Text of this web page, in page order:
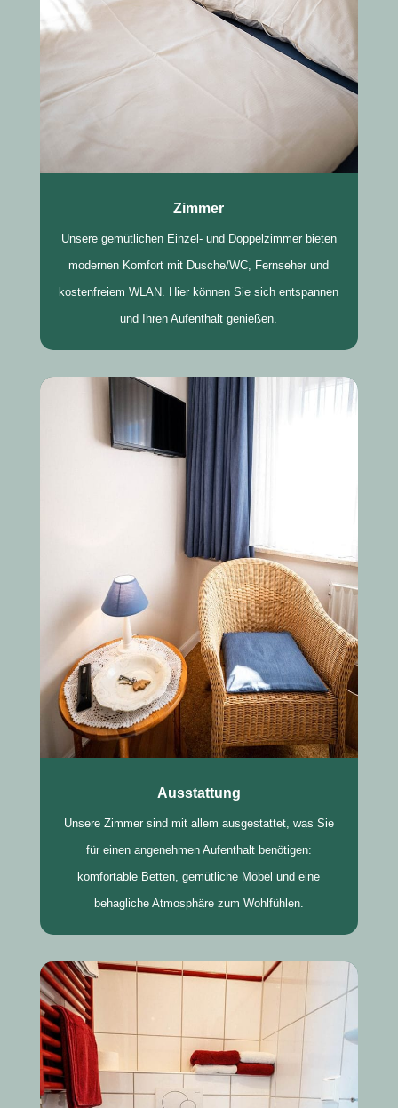
Zimmer
Unsere gemütlichen Einzel- und Doppelzimmer bieten
modernen Komfort mit Dusche/WC, Fernseher und
kostenfreiem WLAN. Hier können Sie sich entspannen
und Ihren Aufenthalt genießen.
Ausstattung
Unsere Zimmer sind mit allem ausgestattet, was Sie
für einen angenehmen Aufenthalt benötigen:
komfortable Betten, gemütliche Möbel und eine
behagliche Atmosphäre zum Wohlfühlen.